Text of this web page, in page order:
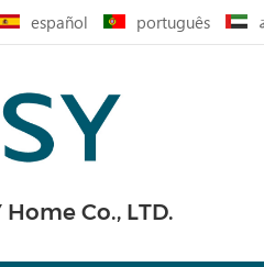
español português
Co., LTD.